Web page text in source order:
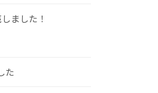
ました！
た